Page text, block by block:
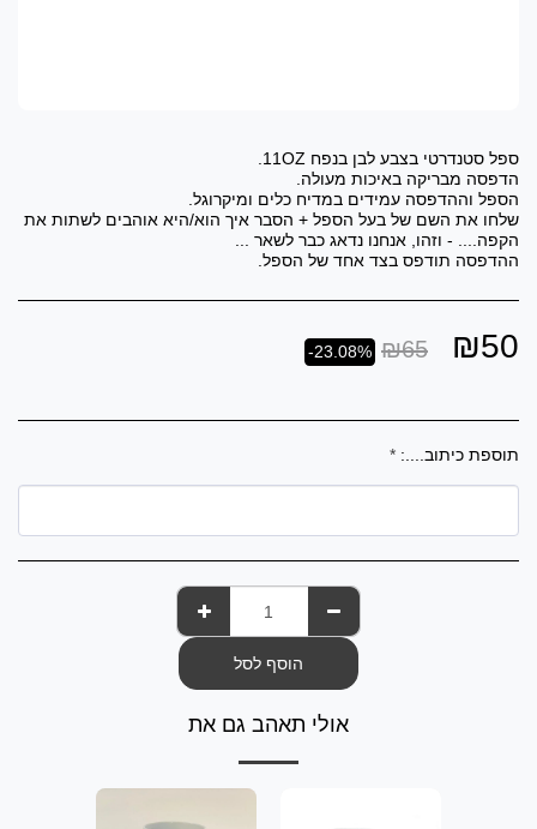
שלחו את השם של בעל הספל + הסבר איך הוא/היא אוהבים לשתות את
ההדפסה תודפס בצד אחד של הספל.
₪50
₪65
-23.08%
תוספת כיתוב....: *
הוסף לסל
אולי תאהב גם את